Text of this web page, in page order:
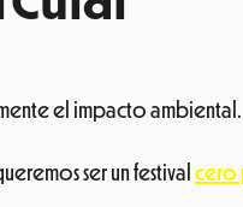
el impacto ambiental.
ser un festival cero